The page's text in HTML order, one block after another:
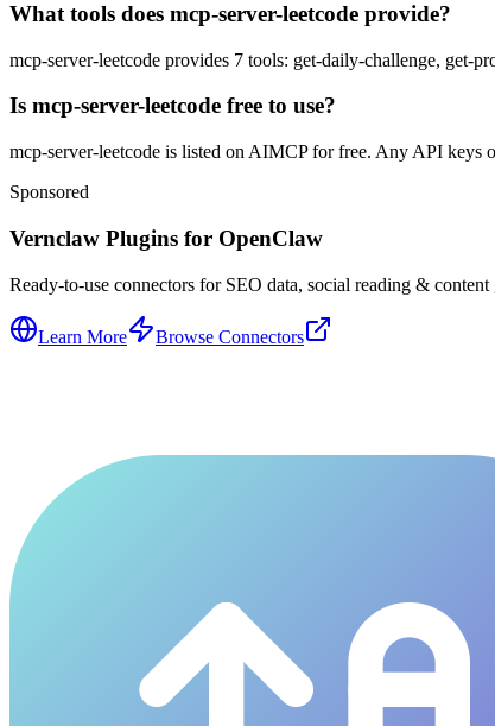
What tools does mcp-server-leetcode provide?
mcp-server-leetcode provides 7 tools: get-daily-challenge, get-
Is mcp-server-leetcode free to use?
mcp-server-leetcode is listed on AIMCP for free. Any API keys
Sponsored
Vernclaw Plugins for OpenClaw
Ready-to-use connectors for SEO data, social reading &
Learn More Browse Connectors